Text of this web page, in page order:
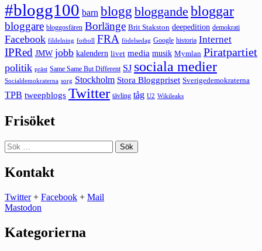
#blogg100 barn blogg bloggande bloggar
bloggare bloggosfären Borlänge Brit Stakston deepedition demokrati
Facebook fildelning fotboll FRA födelsedag Google historia Internet
IPRed JMW jobb kalendern livet media musik Mymlan Piratpartiet
politik präst Same Same But Different SJ sociala medier
Socialdemokraterna sorg Stockholm Stora Bloggpriset Sverigedemokraterna
TPB tweepblogs Twitter tävling tåg U2 Wikileaks
Frisöket
Sök
efter:
Kontakt
Twitter+ Facebook + Mail
Mastodon
Kategorierna